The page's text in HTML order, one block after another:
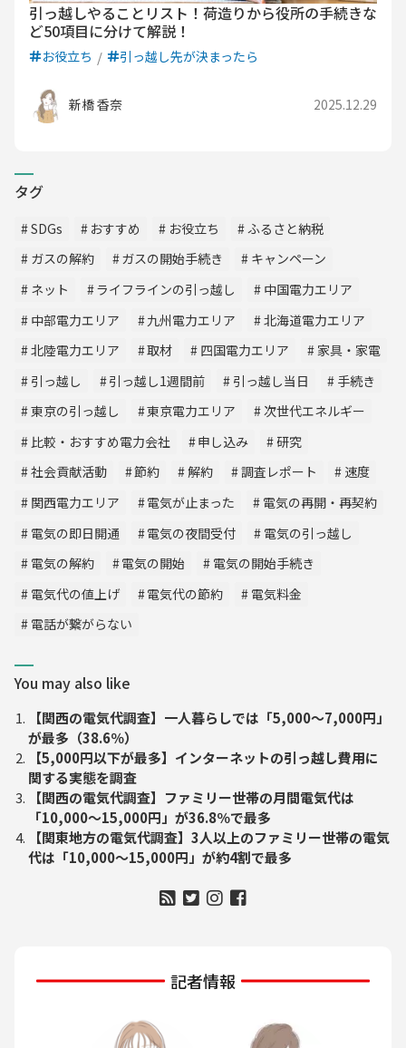
引っ越しやることリスト！荷造りから役所の手続きな
ど50項目に分けて解説！
お役立ち 引っ越し先が決まったら
新橋 香奈 2025.12.29
タグ
SDGs おすすめ お役立ち
ふるさと納税
ガスの解約
ガスの開始手続き
キャンペーン
ネット
ライフラインの引っ越し
中国電力エリア
中部電力エリア
九州電力エリア
北海道電力エリア
北陸電力エリア
取材 四国電力エリア
家具・家電
引っ越し
引っ越し1週間前 引っ越し当日
手続き
東京の引っ越し
東京電力エリア
次世代エネルギー
比較・おすすめ電力会社
申し込み
研究
社会貢献活動
節約 解約 調査レポート
速度
関西電力エリア
電気が止まった
電気の再開・再契約
電気の即日開通
電気の夜間受付
電気の引っ越し
電気の解約
電気の開始
電気の開始手続き
電気代の値上げ
電気代の節約
電気料金
電話が繋がらない
You may also like
【関西の電気代調査】一人暮らしでは「5,000〜7,000円」
が最多（38.6％）
【5,000円以下が最多】インターネットの引っ越し費用に
関する実態を調査
【関西の電気代調査】ファミリー世帯の月間電気代は
「10,000〜15,000円」が36.8％で最多
【関東地方の電気代調査】3人以上のファミリー世帯の電気
代は「10,000～15,000円」が約4割で最多
記者情報